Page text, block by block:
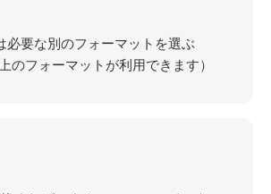
必要な別のフォーマットを選ぶ
のフォーマットが利用できます）